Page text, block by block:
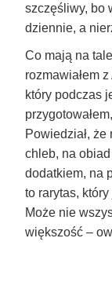
szczęśliwy, bo
dziennie, a
Co mają na
rozmawiałem
który podczas
Powiedział,
chleb, na
dodatkiem, na
to rarytas,
Może nie
większość –